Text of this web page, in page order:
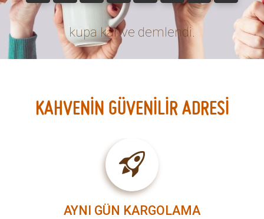
kupa kahve demlendi.
KAHVENİN GÜVENİLİR ADRESİ
AYNI GÜN KARGOLAMA